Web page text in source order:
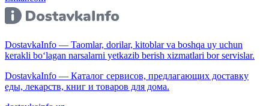
DostavkaInfo — Taomlar, dorilar, kitoblar va boshqa uy uchun
kerakli bo‘lagan narsalarni yetkazib berish xizmatlari bor servislar.
DostavkaInfo — Каталог сервисов, предлагающих доставку
еды, лекарств, книг и товаров для дома.